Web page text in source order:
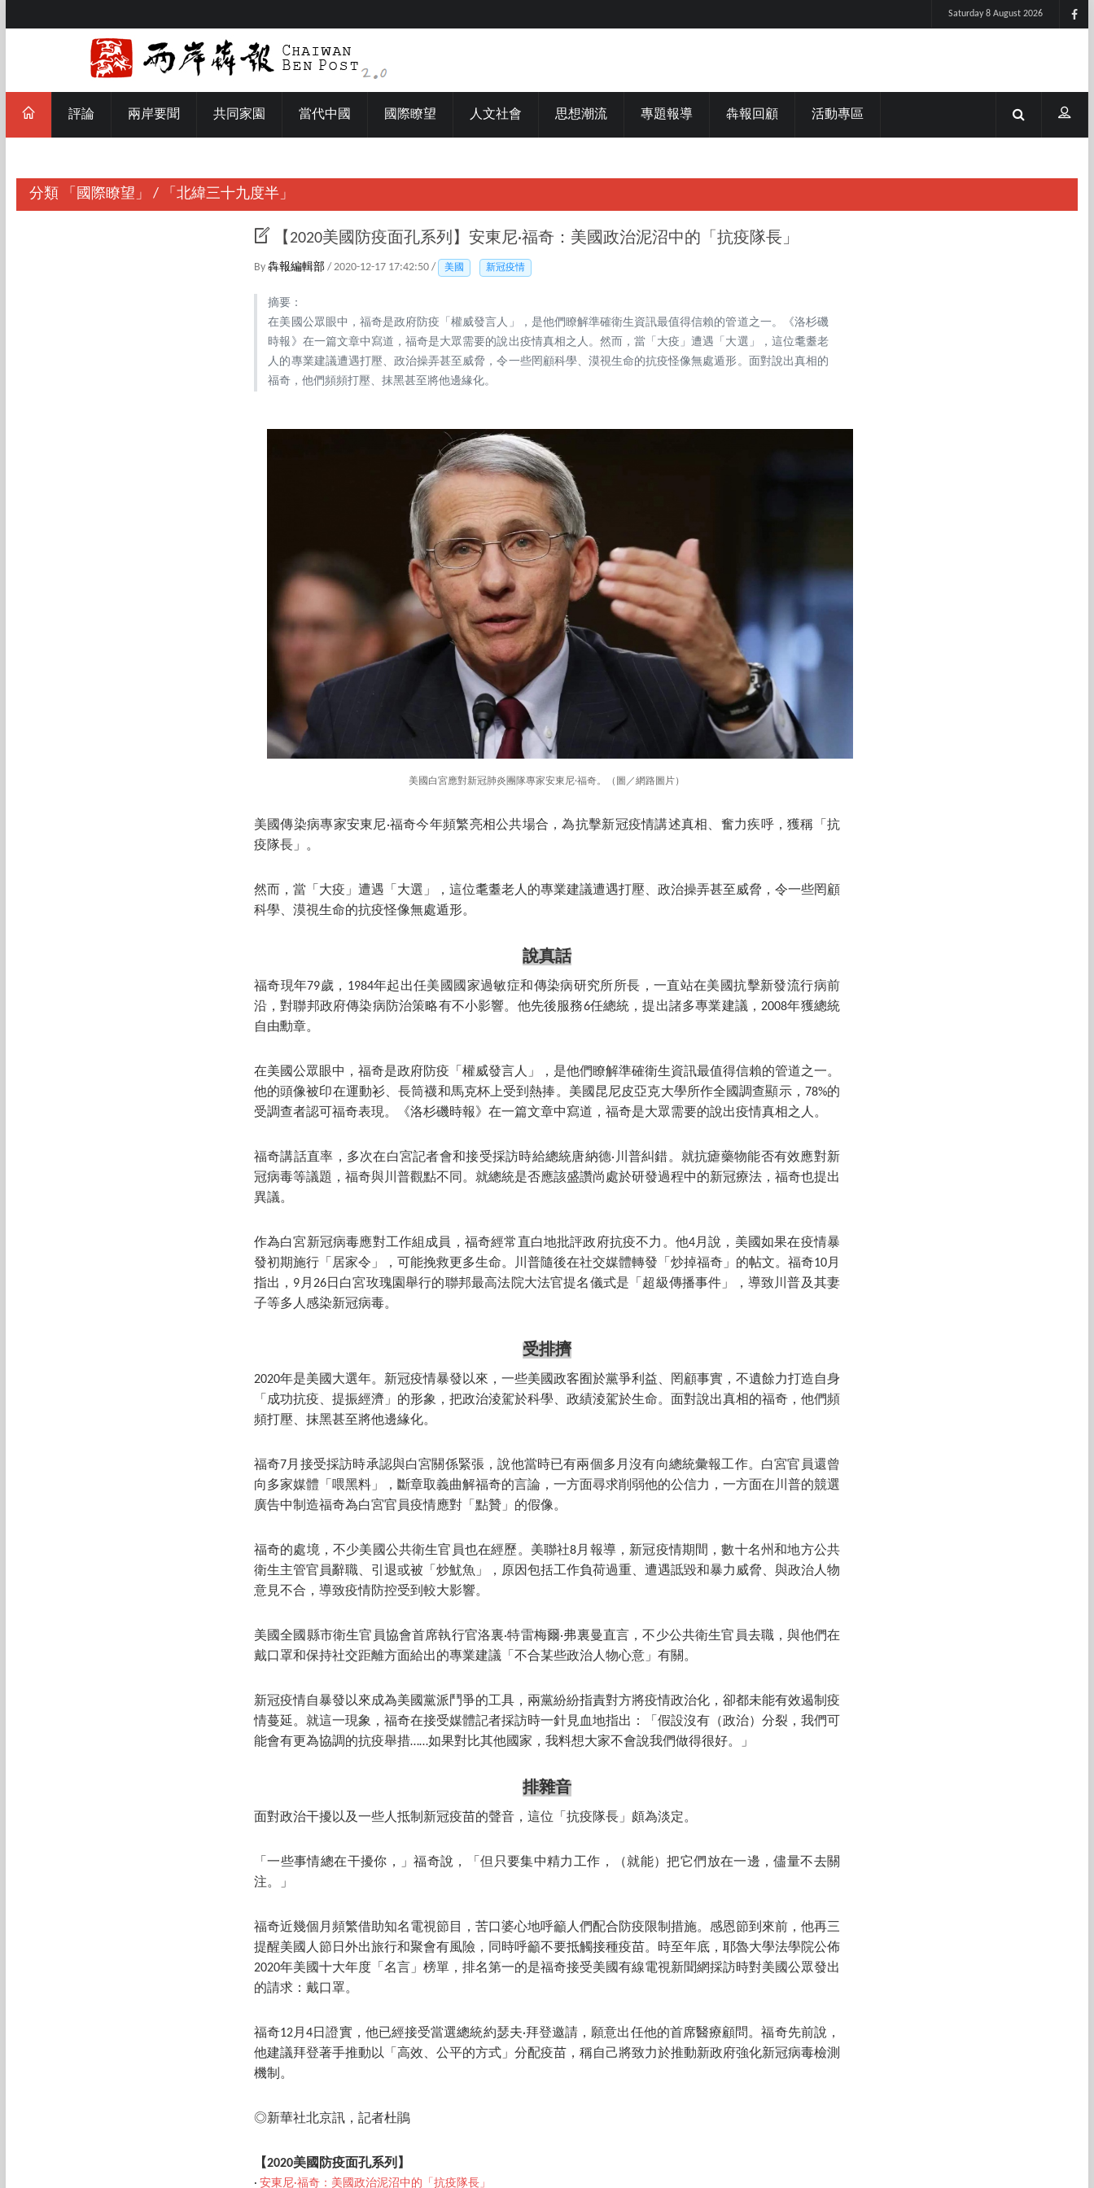
Saturday 8 August 2026
評論 兩岸要聞 共同家園 當代中國 國際瞭望 人文社會 思想潮流 專題報導 犇報回顧 活動專區
分類 「國際瞭望」 / 「北緯三十九度半」
【2020美國防疫面孔系列】安東尼·福奇：美國政治泥沼中的「抗疫隊長」
By 犇報編輯部 / 2020-12-17 17:42:50 / 美國 新冠疫情
摘要：
在美國公眾眼中，福奇是政府防疫「權威發言人」，是他們瞭解準確衛生資訊最值得信賴的管道之一。《洛杉磯
時報》在一篇文章中寫道，福奇是大眾需要的說出疫情真相之人。然而，當「大疫」遭遇「大選」，這位耄耋老
人的專業建議遭遇打壓、政治操弄甚至威脅，令一些罔顧科學、漠視生命的抗疫怪像無處遁形。面對說出真相的
福奇，他們頻頻打壓、抹黑甚至將他邊緣化。
美國白宮應對新冠肺炎團隊專家安東尼·福奇。（圖／網路圖片）
美國傳染病專家安東尼·福奇今年頻繁亮相公共場合，為抗擊新冠疫情講述真相、奮力疾呼，獲稱「抗
疫隊長」。
然而，當「大疫」遭遇「大選」，這位耄耋老人的專業建議遭遇打壓、政治操弄甚至威脅，令一些罔顧
科學、漠視生命的抗疫怪像無處遁形。
說真話
福奇現年79歲，1984年起出任美國國家過敏症和傳染病研究所所長，一直站在美國抗擊新發流行病前
沿，對聯邦政府傳染病防治策略有不小影響。他先後服務6任總統，提出諸多專業建議，2008年獲總統
自由勳章。
在美國公眾眼中，福奇是政府防疫「權威發言人」，是他們瞭解準確衛生資訊最值得信賴的管道之一。
他的頭像被印在運動衫、長筒襪和馬克杯上受到熱捧。美國昆尼皮亞克大學所作全國調查顯示，78%的
受調查者認可福奇表現。《洛杉磯時報》在一篇文章中寫道，福奇是大眾需要的說出疫情真相之人。
福奇講話直率，多次在白宮記者會和接受採訪時給總統唐納德· 川普糾錯。就抗瘧藥物能否有效應對新
冠病毒等議題，福奇與川普觀點不同。就總統是否應該盛讚尚處於研發過程中的新冠療法，福奇也提出
異議。
作為白宮新冠病毒應對工作組成員，福奇經常直白地批評政府抗疫不力。他4月說，美國如果在疫情暴
發初期施行「居家令」，可能挽救更多生命。
川普隨後在社交媒體轉發「炒掉福奇」的帖文。福奇10月
指出，9月26日白宮玫瑰園舉行的聯邦最高法院大法官提名儀式是「超級傳播事件」，導致川普及其妻
子等多人感染新冠病毒。
受排擠
2020年是美國大選年。新冠疫情暴發以來，一些美國政客囿於黨爭利益、罔顧事實，不遺餘力打造自身
「成功抗疫、提振經濟」的形象，把政治淩駕於科學、政績淩駕於生命。面對說出真相的福奇，他們頻
頻打壓、抹黑甚至將他邊緣化。
福奇7月接受採訪時承認與白宮關係緊張，說他當時已有兩個多月沒有向總統彙報工作。白宮官員還曾
向多家媒體「喂黑料」，斷章取義曲解福奇的言論，一方面尋求削弱他的公信力，一方面在川普的競選
廣告中制造福奇為白宮官員疫情應對「點贊」的假像。
福奇的處境，不少美國公共衛生官員也在經歷。美聯社8月報導，新冠疫情期間，數十名州和地方公共
衛生主管官員辭職、引退或被「炒魷魚」，原因包括工作負荷過重、遭遇詆毀和暴力威脅、與政治人物
意見不合，導致疫情防控受到較大影響。
美國全國縣市衛生官員協會首席執行官洛裏·特雷梅爾·弗裏曼直言，不少公共衛生官員去職，與他們在
戴口罩和保持社交距離方面給出的專業建議「不合某些政治人物心意」有關。
新冠疫情自暴發以來成為美國黨派鬥爭的工具，兩黨紛紛指責對方將疫情政治化，卻都未能有效遏制疫
情蔓延。就這一現象，福奇在接受媒體記者採訪時一針見血地指出：「假設沒有（政治）分裂，我們可
能會有更為協調的抗疫舉措……如果對比其他國家，我料想大家不會說我們做得很好。」
排雜音
面對政治干擾以及一些人抵制新冠疫苗的聲音，這位「抗疫隊長」頗為淡定。
「一些事情總在干擾你，」福奇說，「但只要集中精力工作，（就能）把它們放在一邊，儘量不去關
注。」
福奇近幾個月頻繁借助知名電視節目，苦口婆心地呼籲人們配合防疫限制措施。感恩節到來前，他再三
提醒美國人節日外出旅行和聚會有風險，同時呼籲不要抵觸接種疫苗。時至年底，耶魯大學法學院公佈
2020年美國十大年度「名言」榜單，排名第一的是福奇接受美國有線電視新聞網採訪時對美國公眾發出
的請求：戴口罩。
福奇12月4日證實，他已經接受當選總統約瑟夫·拜登邀請，願意出任他的首席醫療顧問。福奇先前說，
他建議拜登著手推動以「高效、公平的方式」分配疫苗，稱自己將致力於推動新政府強化新冠病毒檢測
機制。
◎新華社北京訊，記者杜鵑
【2020美國防疫面孔系列】
‧ 安東尼·福奇：美國政治泥沼中的「抗疫隊長」